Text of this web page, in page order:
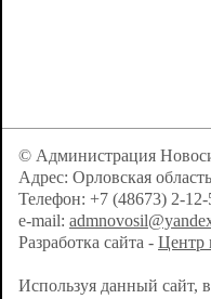
© Администрация
Адрес: Орловская
Телефон: +7 (48673) 2-12-
e-mail:
Разработка сайта - Центр
Используя данный сайт,